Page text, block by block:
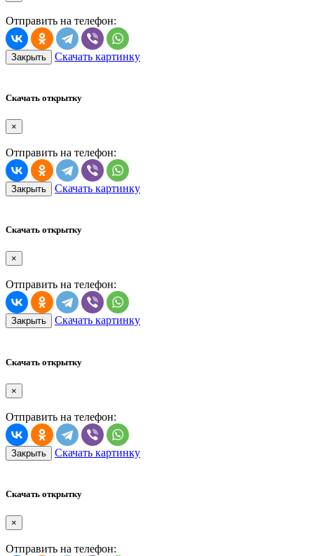
Отправить на телефон:
Закрыть Скачать картинку
Скачать открытку
×
Отправить на телефон:
Закрыть Скачать картинку
Скачать открытку
×
Отправить на телефон:
Закрыть Скачать картинку
Скачать открытку
×
Отправить на телефон:
Закрыть Скачать картинку
Скачать открытку
×
Отправить на телефон: